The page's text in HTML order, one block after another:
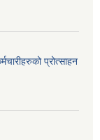
प्रोत्साहन